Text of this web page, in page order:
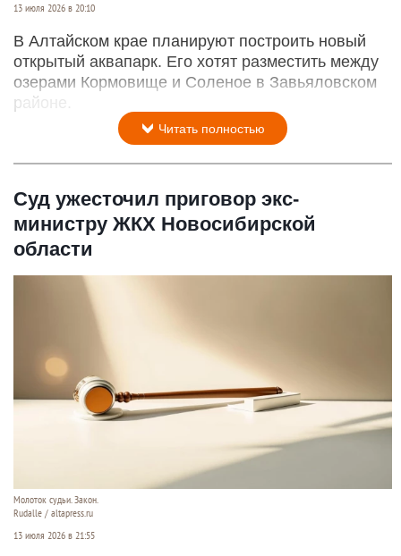
13 июля 2026 в 20:10
В Алтайском крае планируют построить новый
открытый аквапарк. Его хотят разместить между
озерами Кормовище и Соленое в Завьяловском
районе.
Читать полностью
Суд ужесточил приговор экс-
министру ЖКХ Новосибирской
области
Молоток судьи. Закон.
Rudalle / altapress.ru
13 июля 2026 в 21:55